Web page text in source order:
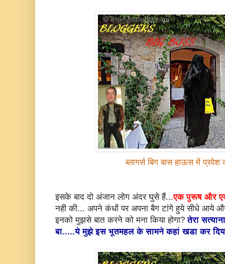
ब्लागर्स बिग बास हाऊस में प्रवेश
इसके बाद दो अंजान लोग अंदर घुसे हैं...एक पुरूष और
नही की... अपने कंधों पर अपना बैग टांगे हुये सीधे आये
इनको मुझसे बात करने को मना किया होगा?तेरा
बा.....ये मुझे इस भूतमहल के सामने कहां खडा कर